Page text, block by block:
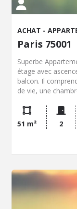
DPE : Classe E
(10kgCO²/m²/an)
proximité
écoles, lieux de
est exposé sont
ACHAT -
Paris 75001
Superbe
étage avec
balcon. Il
de vie, une
51 m² 2